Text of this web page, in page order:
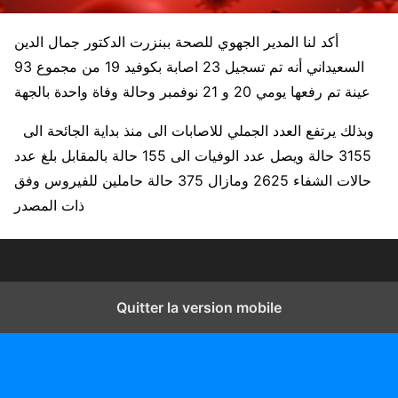
أكد لنا المدير الجهوي للصحة ببنزرت الدكتور جمال الدين
السعيداني أنه تم تسجيل 23 اصابة بكوفيد 19 من مجموع 93
عينة تم رفعها يومي 20 و 21 نوفمبر وحالة وفاة واحدة بالجهة
3155 حالة ويصل عدد الوفيات الى 155 حالة بالمقابل بلغ عدد
حالات الشفاء 2625 ومازال 375 حالة حاملين للفيروس وفق
ذات المصدر
Quitter la version mobile